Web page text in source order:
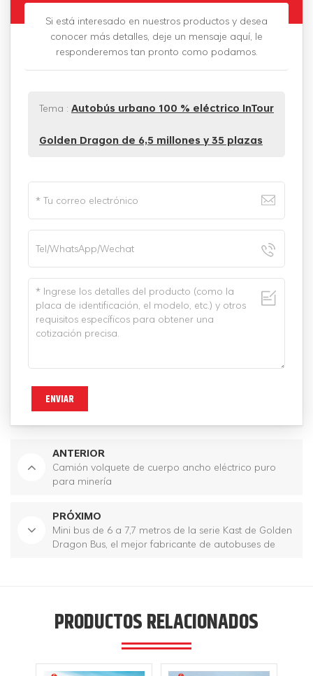
Si está interesado en nuestros productos y desea
conocer más detalles, deje un mensaje aquí, le
responderemos tan pronto como podamos.
Tema : Autobús urbano 100 % eléctrico InTour
Golden Dragon de 6,5 millones y 35 plazas
ENVIAR
ANTERIOR
Camión volquete de cuerpo ancho eléctrico puro
para minería
PRÓXIMO
Mini bus de 6 a 7,7 metros de la serie Kast de Golden
Dragon Bus, el mejor fabricante de autobuses de
PRODUCTOS RELACIONADOS